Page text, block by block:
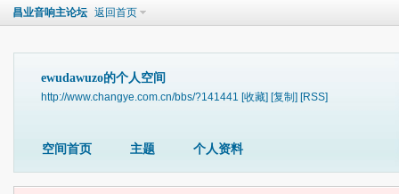
昌业音响主论坛 返回首页
ewudawuzo的个人空间
http://www.changye.com.cn/bbs/?141441 [收藏] [复制] [RSS]
空间首页 主题 个人资料